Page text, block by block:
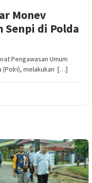
Monev
Senpi di Polda
Pengawasan Umum
(Polri), melakukan […]